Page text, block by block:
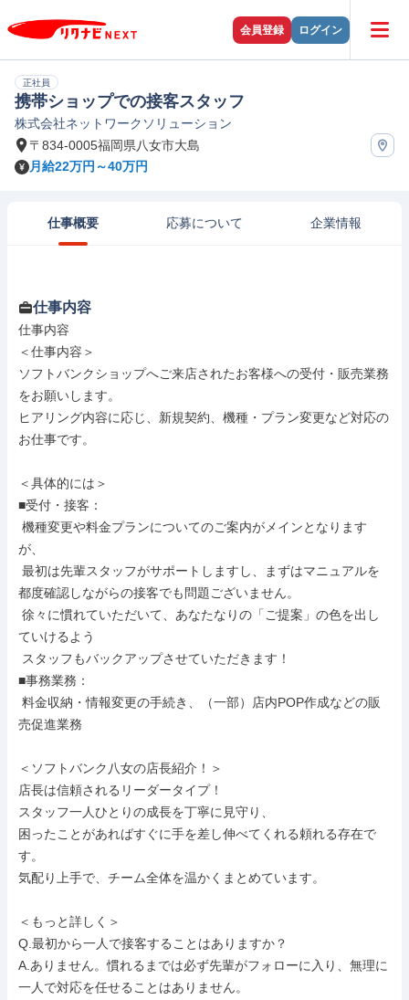
会員登録 ログイン
正社員
携帯ショップでの接客スタッフ
株式会社ネットワークソリューション
〒834-0005福岡県八女市大島
月給22万円～40万円
仕事概要 応募について 企業情報
仕事内容
仕事内容
＜仕事内容＞
ソフトバンクショップへご来店されたお客様への受付・販売業務
をお願いします。
ヒアリング内容に応じ、新規契約、機種・プラン変更など対応の
お仕事です。
＜具体的には＞
■受付・接客：
が、
都度確認しながらの接客でも問題ございません。
ていけるよう
■事務業務：
売促進業務
＜ソフトバンク八女の店長紹介！＞
店長は信頼されるリーダータイプ！
スタッフ一人ひとりの成長を丁寧に見守り、
困ったことがあればすぐに手を差し伸べてくれる頼れる存在で
す。
気配り上手で、チーム全体を温かくまとめています。
＜もっと詳しく＞
Q.最初から一人で接客することはありますか？
A.ありません。慣れるまでは必ず先輩がフォローに入り、無理に
一人で対応を任せることはありません。